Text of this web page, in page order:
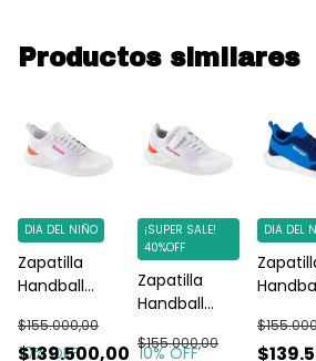
Productos similares
10% OFF
Zapatilla
Handball
Kempa
Kourtfly
$139.500,00
$155.000,00
10% OFF
DIA DEL NIÑO
Zapatilla
Handball
Kourtfly
$155.000,00
¡SUPER SALE!
40%OFF
Kempa
Kourtfly
DIA DEL